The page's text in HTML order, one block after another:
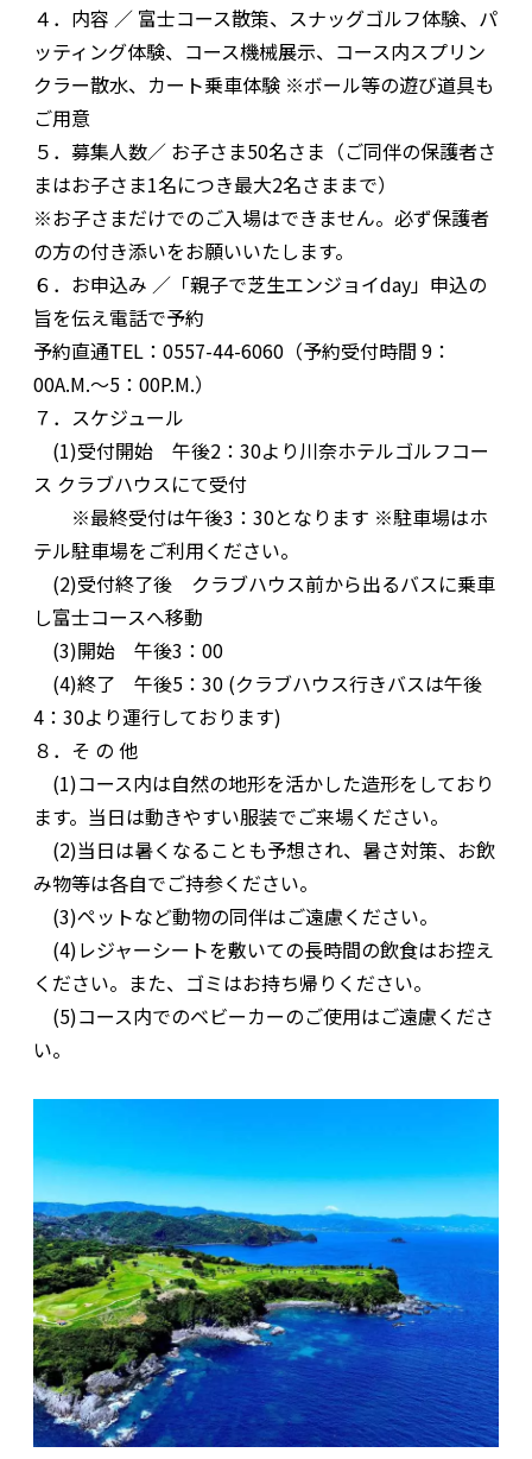
４．内容 ／ 富士コース散策、スナッグゴルフ体験、パ
ッティング体験、コース機械展示、コース内スプリン
クラー散水、カート乗車体験 ※ボール等の遊び道具も
ご用意
５．募集人数／ お子さま50名さま（ご同伴の保護者さ
まはお子さま1名につき最大2名さままで）
※お子さまだけでのご入場はできません。必ず保護者
の方の付き添いをお願いいたします。
６．お申込み ／「親子で芝生エンジョイday」申込の
旨を伝え電話で予約
予約直通TEL：0557-44-6060（予約受付時間 9：
00A.M.～5：00P.M.）
７．スケジュール
(1)受付開始 午後2：30より川奈ホテルゴルフコー
ス クラブハウスにて受付
※最終受付は午後3：30となります ※駐車場はホ
テル駐車場をご利用ください。
(2)受付終了後 クラブハウス前から出るバスに乗車
し富士コースへ移動
(3)開始 午後3：00
(4)終了 午後5：30 (クラブハウス行きバスは午後
4：30より運行しております)
８．そ の 他
(1)コース内は自然の地形を活かした造形をしており
ます。当日は動きやすい服装でご来場ください。
(2)当日は暑くなることも予想され、暑さ対策、お飲
み物等は各自でご持参ください。
(3)ペットなど動物の同伴はご遠慮ください。
(4)レジャーシートを敷いての長時間の飲食はお控え
ください。また、ゴミはお持ち帰りください。
(5)コース内でのベビーカーのご使用はご遠慮くださ
い。